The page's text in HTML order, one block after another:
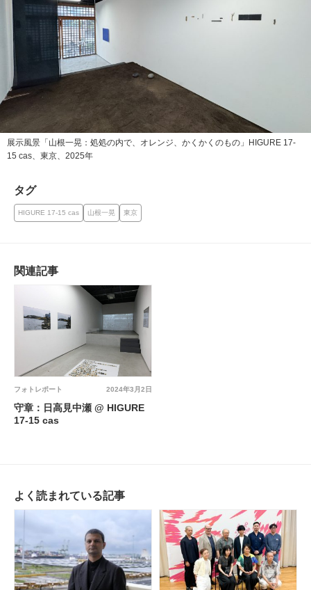
展示風景「山根一晃：処処の内で、オレンジ、かくかくのもの」HIGURE 17-
15 cas、東京、2025年
タグ
HIGURE 17-15 cas 山根一晃 東京
関連記事
2024年3月2日
フォトレポート
守章：日高見中瀬 @ HIGURE
17-15 cas
よく読まれている記事